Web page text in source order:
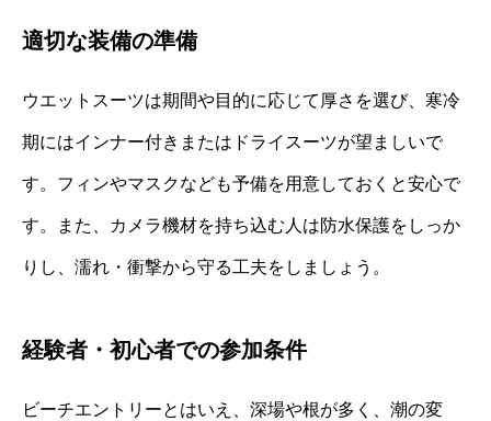
適切な装備の準備
ウエットスーツは期間や目的に応じて厚さを選び、寒冷
期にはインナー付きまたはドライスーツが望ましいで
す。フィンやマスクなども予備を用意しておくと安心で
す。また、カメラ機材を持ち込む人は防水保護をしっか
りし、濡れ・衝撃から守る工夫をしましょう。
経験者・初心者での参加条件
ビーチエントリーとはいえ、深場や根が多く、潮の変